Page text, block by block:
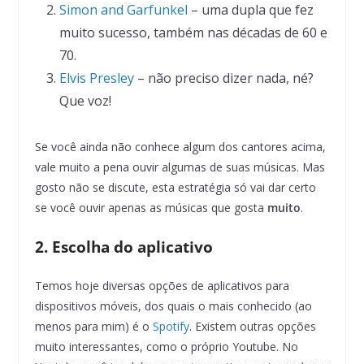
Simon and Garfunkel – uma dupla que fez
muito sucesso, também nas décadas de 60 e
70.
Elvis Presley– não preciso dizer nada, né?
Que voz!
Se você ainda não conhece algum dos cantores acima,
vale muito a pena ouvir algumas de suas músicas. Mas
gosto não se discute, esta estratégia só vai dar certo
se você ouvir apenas as músicas que gosta muito.
2. Escolha do aplicativo
Temos hoje diversas opções de aplicativos para
dispositivos móveis, dos quais o mais conhecido (ao
menos para mim) é o Spotify. Existem outras opções
muito interessantes, como o próprio Youtube. No